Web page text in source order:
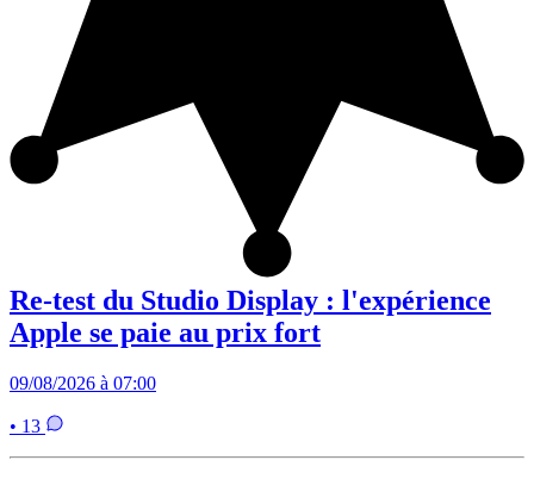
Re-test du Studio Display : l'expérience
Apple se paie au prix fort
09/08/2026 à 07:00
• 13